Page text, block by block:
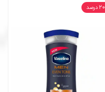
۲۰ درصد